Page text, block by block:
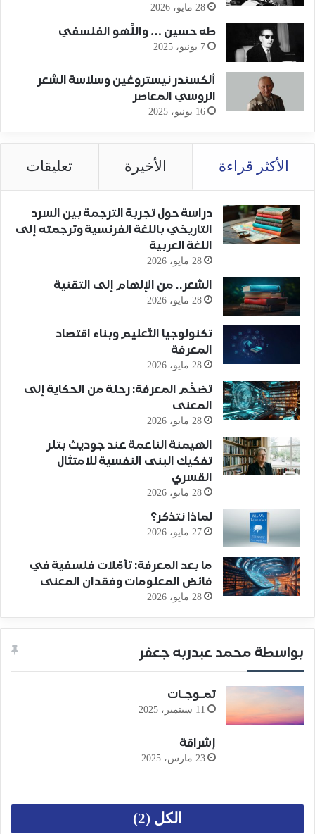
28 مايو، 2026
طه حسين … واللَّهو الفلسفي
7 يونيو، 2025
ألكسندر نيستروغين وسلاسة الشعر
الروسي المعاصر
16 يونيو، 2025
الأكثر قراءة الأخيرة تعليقات
دراسة حول تجربة الترجمة بين السرد
التاريخي باللغة الفرنسية وترجمته إلى
اللغة العربية
28 مايو، 2026
الشعر.. من الإلهام إلى التقنية
28 مايو، 2026
تكنولوجيا التّعليم وبناء اقتصاد
المعرفة
28 مايو، 2026
تضخّم المعرفة: رحلة من الحكاية إلى
المعنى
28 مايو، 2026
الهيمنة الناعمة عند جوديث بتلر
تفكيك البنى النفسية للامتثال
القسري
28 مايو، 2026
لماذا نتذكر؟
27 مايو، 2026
ما بعد المعرفة: تأمّلات فلسفية في
فائض المعلومات وفقدان المعنى
28 مايو، 2026
بواسطة محمد عبدربه جعفر
تمـوجـات
11 سبتمبر، 2025
إشراقة
23 مارس، 2025
الكل (2)